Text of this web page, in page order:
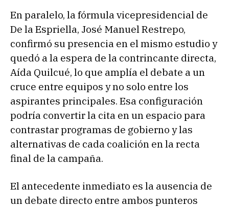
En paralelo, la fórmula vicepresidencial de
De la Espriella, José Manuel Restrepo,
confirmó su presencia en el mismo estudio y
quedó a la espera de la contrincante directa,
Aída Quilcué, lo que amplía el debate a un
cruce entre equipos y no solo entre los
aspirantes principales. Esa configuración
podría convertir la cita en un espacio para
contrastar programas de gobierno y las
alternativas de cada coalición en la recta
final de la campaña.
El antecedente inmediato es la ausencia de
un debate directo entre ambos punteros